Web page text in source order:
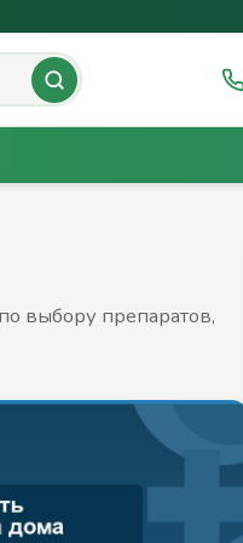
выбору препаратов,